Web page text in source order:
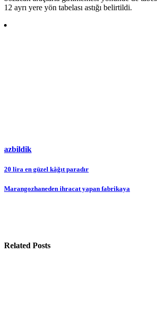
12 ayrı yere yön tabelası astığı belirtildi.
azbildik
Yazı
gezinmesi
20 lira en güzel kâğıt paradır
Marangozhaneden ihracat yapan fabrikaya
Related Posts